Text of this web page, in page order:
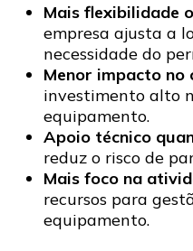
Mais flexibilidade
empresa ajusta a
necessidade do
Menor impacto no
investimento alto
equipamento.
Apoio técnico
reduz o risco de
Mais foco na
recursos para
equipamento.